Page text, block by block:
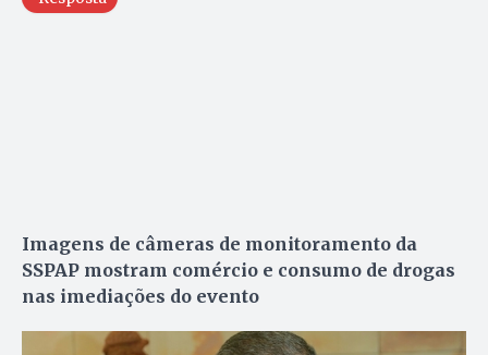
Imagens de câmeras de monitoramento da
SSPAP mostram comércio e consumo de drogas
nas imediações do evento